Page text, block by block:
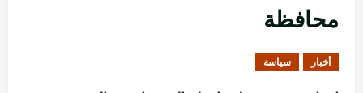
محافظة
أخبار سياسة